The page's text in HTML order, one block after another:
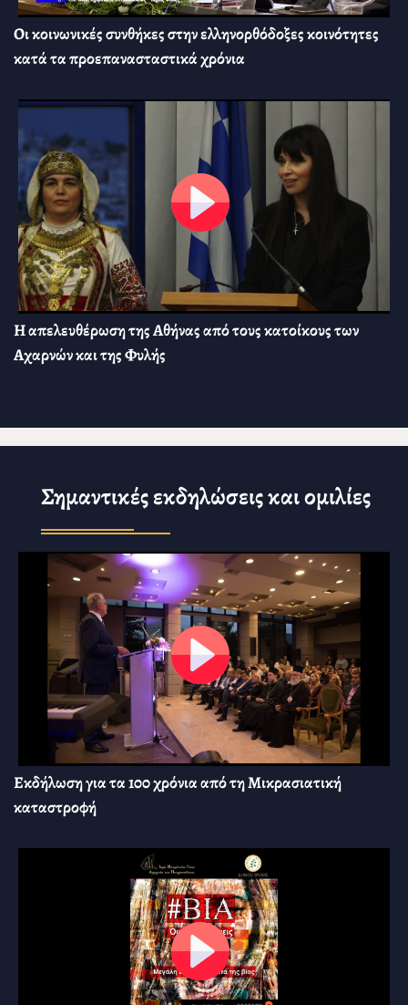
Οι κοινωνικές συνθήκες στην ελληνορθόδοξες κοινότητες
κατά τα προεπανασταστικά χρόνια
Η απελευθέρωση της Αθήνας από τους κατοίκους των
Αχαρνών και της Φυλής
Σημαντικές εκδηλώσεις και ομιλίες
Εκδήλωση για τα 100 χρόνια από τη Μικρασιατική
καταστροφή